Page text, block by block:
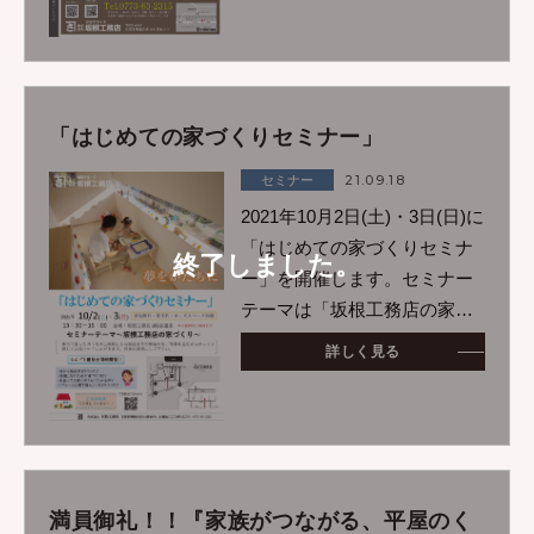
している人・土地
終了しました。
「はじめての家づくりセミナー」
セミナー 21.09.18
2021年10月2日(土)・3日(日)に
「はじめての家づくりセミナ
ー」を開催します。セミナー
テーマは「坂根工務店の家づ
くり」ということで実際に坂
根工務店で住宅を建てたお客
り、詳しくお話しさせ
詳しく見る
満員御礼！！『家族がつながる、平屋のく